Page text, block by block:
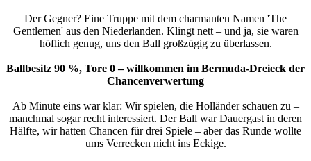
Der Gegner? Eine Truppe mit dem charmanten Namen 'The
Gentlemen' aus den Niederlanden. Klingt nett – und ja, sie waren
höflich genug, uns den Ball großzügig zu überlassen.
Ballbesitz 90 %, Tore 0 – willkommen im Bermuda-Dreieck der
Chancenverwertung
Ab Minute eins war klar: Wir spielen, die Holländer schauen zu –
manchmal sogar recht interessiert. Der Ball war Dauergast in deren
Hälfte, wir hatten Chancen für drei Spiele – aber das Runde wollte
ums Verrecken nicht ins Eckige.